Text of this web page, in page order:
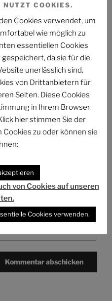
COOKIES.
Cookies verwendet, um
wie möglich zu
essentiellen Cookies
da sie für die
unerlässlich sind.
von Drittanbietern für
Seiten. Diese Cookies
in Ihrem Browser
hier stimmen Sie der
zu oder können sie
von Cookies auf unseren
Cookies verwenden.